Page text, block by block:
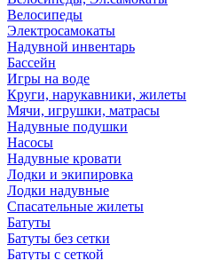
Велосипеды
Электросамокаты
Надувной инвентарь
Бассейн
Игры на воде
Круги, нарукавники, жилеты
Мячи, игрушки, матрасы
Надувные подушки
Насосы
Надувные кровати
Лодки и экипировка
Лодки надувные
Спасательные жилеты
Батуты
Батуты без сетки
Батуты с сеткой